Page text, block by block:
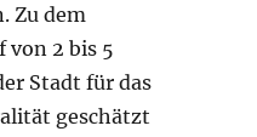
Zu dem
von 2 bis 5
Stadt für das
geschätzt